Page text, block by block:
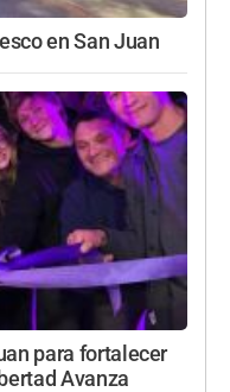
en San Juan
para fortalecer
Avanza